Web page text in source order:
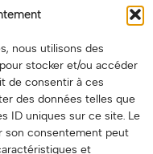
nous utilisons des
stocker et/ou accéder
de consentir à ces
des données telles que
ID uniques sur ce site. Le
son consentement peut
et
pour vous, les